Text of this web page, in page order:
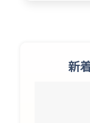
新